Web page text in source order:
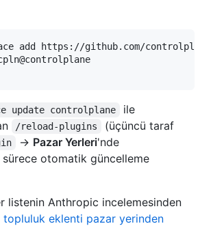
add https://github.com/
update controlplane
ile
/reload-plugins
(üçüncü taraf
→ Pazar Yerleri'nde
otomatik güncelleme
listenin Anthropic incelemesinden
eklenti pazar yerinden